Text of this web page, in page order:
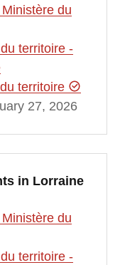
du
territoire -
territoire
27, 2026
in Lorraine
du
territoire -